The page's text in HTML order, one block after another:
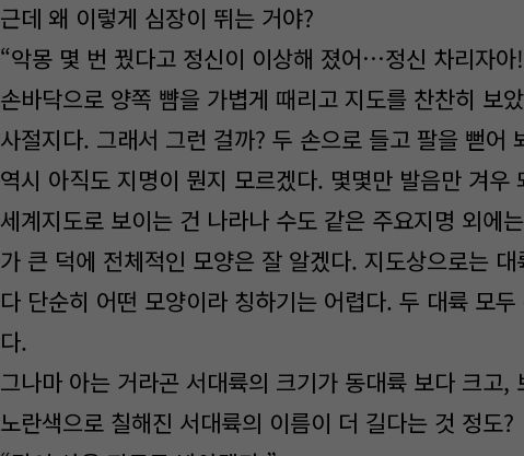
근데 왜 이렇게 심장이 뛰는 거야?
“악몽 몇 번 꿨다고 정신이 이상해 졌어…정신 차리자아
손바닥으로 양쪽 뺨을 가볍게 때리고 지도를 찬찬히 보
사절지다. 그래서 그런 걸까? 두 손으로 들고 팔을 뻗어
역시 아직도 지명이 뭔지 모르겠다. 몇몇만 발음만 겨우
세계지도로 보이는 건 나라나 수도 같은 주요지명 외에
가 큰 덕에 전체적인 모양은 잘 알겠다. 지도상으로는
다 단순히 어떤 모양이라 칭하기는 어렵다. 두 대륙 모
다.
그나마 아는 거라곤 서대륙의 크기가 동대륙 보다 크고,
노란색으로 칠해진 서대륙의 이름이 더 길다는 것 정도?